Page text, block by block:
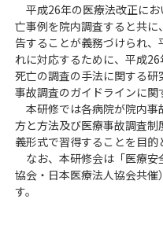
平成26年の医療法改正に
亡事例を院内調査すると共
告することが義務づけられ
れに対応するために、平成
死亡の調査の手法に関する
事故調査のガイドラインに関
本研修では各病院が院内事
方と方法及び医療事故調査
義形式で習得することを目的
なお、本研修会は「医療安
協会・日本医療法人協会共
す。